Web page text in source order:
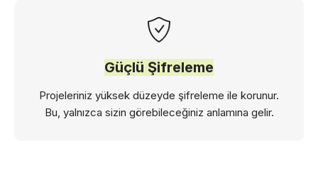
Güçlü Şifreleme
Projeleriniz yüksek düzeyde şifreleme ile korunur.
Bu, yalnızca sizin görebileceğiniz anlamına gelir.